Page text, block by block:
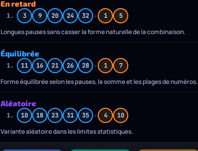
En retard
1. 3 9 20 24 32 + 1 5
Longues pauses sans casser la forme naturelle de la combinaison.
Équilibrée
1. 11 16 21 26 28 + 1 7
Forme équilibrée selon les pauses, la somme et les plages de numéros.
Aléatoire
1. 10 18 23 31 35 + 4 10
Variante aléatoire dans les limites statistiques.